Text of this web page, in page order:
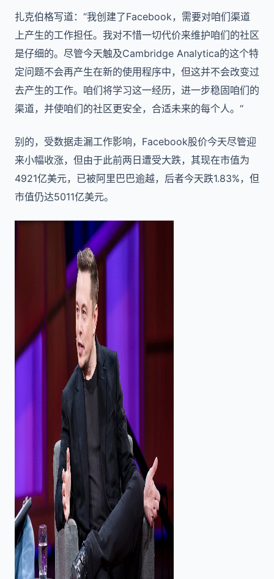
扎克伯格写道：“我创建了Facebook，需要对咱们渠道
上产生的工作担任。我对不惜一切代价来维护咱们的社区
是仔细的。尽管今天触及Cambridge Analytica的这个特
定问题不会再产生在新的使用程序中，但这并不会改变过
去产生的工作。咱们将学习这一经历，进一步稳固咱们的
渠道，并使咱们的社区更安全，合适未来的每个人。“
别的，受数据走漏工作影响，Facebook股价今天尽管迎
来小幅收涨，但由于此前两日遭受大跌，其现在市值为
4921亿美元，已被阿里巴巴逾越，后者今天跌1.83%，但
市值仍达5011亿美元。